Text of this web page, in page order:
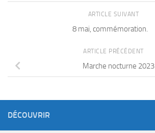
ARTICLE SUIVANT
8 mai, commémoration.
ARTICLE PRÉCÉDENT
Marche nocturne 2023
DÉCOUVRIR